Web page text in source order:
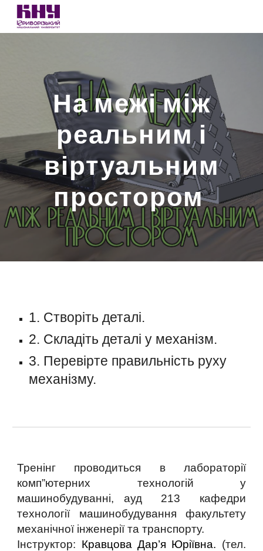
Skip to main content
На межі між
реальним і
віртуальним
простором
1. Створіть деталі.
2. Складіть деталі у механізм.
3. Перевірте правильність руху
механізму.
Тренінг проводиться в лабораторії
комп”ютерних технологій у
машинобудуванні, ауд 213 кафедри
технології машинобудування факультету
механічної інженерії та транспорту.
Інструктор: Кравцова Дар’я Юріївна. (тел.